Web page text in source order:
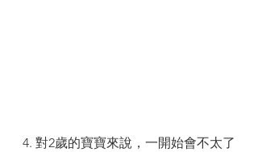
4. 對2歲的寶寶來說，一開始會不太了